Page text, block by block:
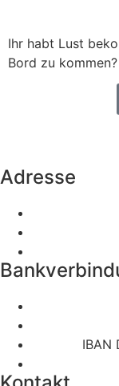
Ihr habt Lust
Bord zu
Adresse
IBAN